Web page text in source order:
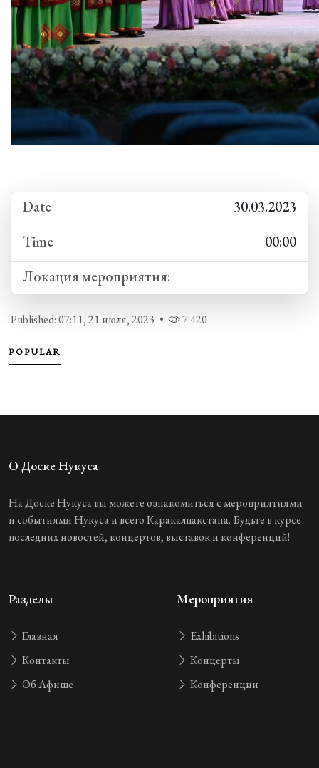
Date
30.03.2023
Time
00:00
Локация мероприятия:
Published: 07:11, 21 июля, 2023 • 7 420
POPULAR
О Доске Нукуса
На Доске Нукуса вы можете ознакомиться с мероприятиями
и событиями Нукуса и всего Каракалпакстана. Будьте в курсе
последних новостей, концертов, выставок и конференций!
Разделы
Главная
Контакты
Об Афише
Мероприятия
Exhibitions
Концерты
Конференции